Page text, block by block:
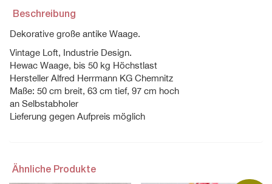
Beschreibung
Dekorative große antike Waage.
Vintage Loft, Industrie Design.
Hewac Waage, bis 50 kg Höchstlast
Hersteller Alfred Herrmann KG Chemnitz
Maße: 50 cm breit, 63 cm tief, 97 cm hoch
an Selbstabholer
Lieferung gegen Aufpreis möglich
Ähnliche Produkte